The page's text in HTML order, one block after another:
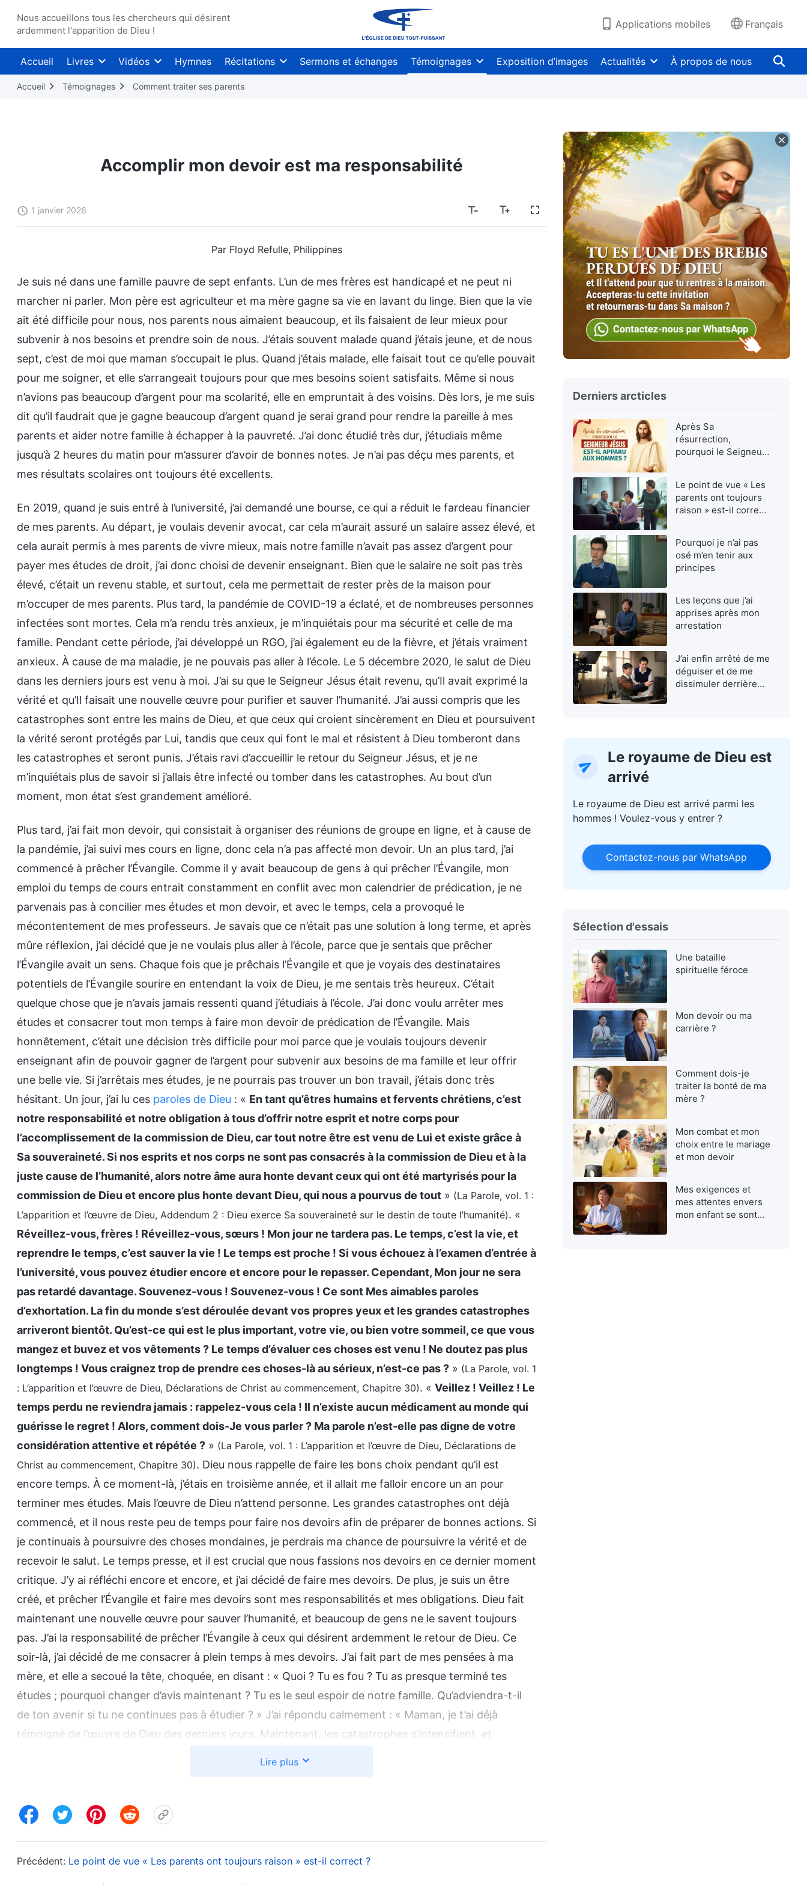
Nous accueillons tous les chercheurs qui désirent
ardemment l'apparition de Dieu !
Applications mobiles Français
Accueil Livres Vidéos Hymnes Récitations Sermons et échanges Témoignages Exposition d’images Actualités À propos de nous
Accueil Témoignages Comment traiter ses parents
Accomplir mon devoir est ma responsabilité
1 janvier 2026
Par Floyd Refulle, Philippines
Je suis né dans une famille pauvre de sept enfants. L’un de mes frères est handicapé et ne peut ni
marcher ni parler. Mon père est agriculteur et ma mère gagne sa vie en lavant du linge. Bien que la vie
ait été difficile pour nous, nos parents nous aimaient beaucoup, et ils faisaient de leur mieux pour
subvenir à nos besoins et prendre soin de nous. J’étais souvent malade quand j’étais jeune, et de nous
sept, c’est de moi que maman s’occupait le plus. Quand j’étais malade, elle faisait tout ce qu’elle pouvait
pour me soigner, et elle s’arrangeait toujours pour que mes besoins soient satisfaits. Même si nous
n’avions pas beaucoup d’argent pour ma scolarité, elle en empruntait à des voisins. Dès lors, je me suis
dit qu’il faudrait que je gagne beaucoup d’argent quand je serai grand pour rendre la pareille à mes
parents et aider notre famille à échapper à la pauvreté. J’ai donc étudié très dur, j’étudiais même
jusqu’à 2 heures du matin pour m’assurer d’avoir de bonnes notes. Je n’ai pas déçu mes parents, et
mes résultats scolaires ont toujours été excellents.
En 2019, quand je suis entré à l’université, j’ai demandé une bourse, ce qui a réduit le fardeau financier
de mes parents. Au départ, je voulais devenir avocat, car cela m’aurait assuré un salaire assez élevé, et
cela aurait permis à mes parents de vivre mieux, mais notre famille n’avait pas assez d’argent pour
payer mes études de droit, j’ai donc choisi de devenir enseignant. Bien que le salaire ne soit pas très
élevé, c’était un revenu stable, et surtout, cela me permettait de rester près de la maison pour
m’occuper de mes parents. Plus tard, la pandémie de COVID-19 a éclaté, et de nombreuses personnes
infectées sont mortes. Cela m’a rendu très anxieux, je m’inquiétais pour ma sécurité et celle de ma
famille. Pendant cette période, j’ai développé un RGO, j’ai également eu de la fièvre, et j’étais vraiment
anxieux. À cause de ma maladie, je ne pouvais pas aller à l’école. Le 5 décembre 2020, le salut de Dieu
dans les derniers jours est venu à moi. J’ai su que le Seigneur Jésus était revenu, qu’Il avait exprimé la
vérité et qu’Il faisait une nouvelle œuvre pour purifier et sauver l’humanité. J’ai aussi compris que les
catastrophes sont entre les mains de Dieu, et que ceux qui croient sincèrement en Dieu et poursuivent
la vérité seront protégés par Lui, tandis que ceux qui font le mal et résistent à Dieu tomberont dans
les catastrophes et seront punis. J’étais ravi d’accueillir le retour du Seigneur Jésus, et je ne
m’inquiétais plus de savoir si j’allais être infecté ou tomber dans les catastrophes. Au bout d’un
moment, mon état s’est grandement amélioré.
Plus tard, j’ai fait mon devoir, qui consistait à organiser des réunions de groupe en ligne, et à cause de
la pandémie, j’ai suivi mes cours en ligne, donc cela n’a pas affecté mon devoir. Un an plus tard, j’ai
commencé à prêcher l’Évangile. Comme il y avait beaucoup de gens à qui prêcher l’Évangile, mon
emploi du temps de cours entrait constamment en conflit avec mon calendrier de prédication, je ne
parvenais pas à concilier mes études et mon devoir, et avec le temps, cela a provoqué le
mécontentement de mes professeurs. Je savais que ce n’était pas une solution à long terme, et après
mûre réflexion, j’ai décidé que je ne voulais plus aller à l’école, parce que je sentais que prêcher
l’Évangile avait un sens. Chaque fois que je prêchais l’Évangile et que je voyais des destinataires
potentiels de l’Évangile sourire en entendant la voix de Dieu, je me sentais très heureux. C’était
quelque chose que je n’avais jamais ressenti quand j’étudiais à l’école. J’ai donc voulu arrêter mes
études et consacrer tout mon temps à faire mon devoir de prédication de l’Évangile. Mais
honnêtement, c’était une décision très difficile pour moi parce que je voulais toujours devenir
enseignant afin de pouvoir gagner de l’argent pour subvenir aux besoins de ma famille et leur offrir
une belle vie. Si j’arrêtais mes études, je ne pourrais pas trouver un bon travail, j’étais donc très
hésitant. Un jour, j’ai lu ces paroles de Dieu : « En tant qu’êtres humains et fervents chrétiens, c’est
notre responsabilité et notre obligation à tous d’offrir notre esprit et notre corps pour
l’accomplissement de la commission de Dieu, car tout notre être est venu de Lui et existe grâce à
Sa souveraineté. Si nos esprits et nos corps ne sont pas consacrés à la commission de Dieu et à la
juste cause de l’humanité, alors notre âme aura honte devant ceux qui ont été martyrisés pour la
commission de Dieu et encore plus honte devant Dieu, qui nous a pourvus de tout » (La Parole, vol. 1 :
L’apparition et l’œuvre de Dieu, Addendum 2 : Dieu exerce Sa souveraineté sur le destin de toute l’humanité). «
Réveillez-vous, frères ! Réveillez-vous, sœurs ! Mon jour ne tardera pas. Le temps, c’est la vie, et
reprendre le temps, c’est sauver la vie ! Le temps est proche ! Si vous échouez à l’examen d’entrée à
l’université, vous pouvez étudier encore et encore pour le repasser. Cependant, Mon jour ne sera
pas retardé davantage. Souvenez-vous ! Souvenez-vous ! Ce sont Mes aimables paroles
d’exhortation. La fin du monde s’est déroulée devant vos propres yeux et les grandes catastrophes
arriveront bientôt. Qu’est-ce qui est le plus important, votre vie, ou bien votre sommeil, ce que vous
mangez et buvez et vos vêtements ? Le temps d’évaluer ces choses est venu ! Ne doutez pas plus
longtemps ! Vous craignez trop de prendre ces choses-là au sérieux, n’est-ce pas ? » (La Parole, vol. 1
: L’apparition et l’œuvre de Dieu, Déclarations de Christ au commencement, Chapitre 30). « Veillez ! Veillez ! Le
temps perdu ne reviendra jamais : rappelez-vous cela ! Il n’existe aucun médicament au monde qui
guérisse le regret ! Alors, comment dois-Je vous parler ? Ma parole n’est-elle pas digne de votre
considération attentive et répétée ? » (La Parole, vol. 1 : L’apparition et l’œuvre de Dieu, Déclarations de
Christ au commencement, Chapitre 30). Dieu nous rappelle de faire les bons choix pendant qu’il est
encore temps. À ce moment-là, j’étais en troisième année, et il allait me falloir encore un an pour
terminer mes études. Mais l’œuvre de Dieu n’attend personne. Les grandes catastrophes ont déjà
commencé, et il nous reste peu de temps pour faire nos devoirs afin de préparer de bonnes actions. Si
je continuais à poursuivre des choses mondaines, je perdrais ma chance de poursuivre la vérité et de
recevoir le salut. Le temps presse, et il est crucial que nous fassions nos devoirs en ce dernier moment
critique. J’y ai réfléchi encore et encore, et j’ai décidé de faire mes devoirs. De plus, je suis un être
créé, et prêcher l’Évangile et faire mes devoirs sont mes responsabilités et mes obligations. Dieu fait
maintenant une nouvelle œuvre pour sauver l’humanité, et beaucoup de gens ne le savent toujours
pas. J’ai la responsabilité de prêcher l’Évangile à ceux qui désirent ardemment le retour de Dieu. Ce
soir-là, j’ai décidé de me consacrer à plein temps à mes devoirs. J’ai fait part de mes pensées à ma
mère, et elle a secoué la tête, choquée, en disant : « Quoi ? Tu es fou ? Tu as presque terminé tes
études ; pourquoi changer d’avis maintenant ? Tu es le seul espoir de notre famille. Qu’adviendra-t-il
de ton avenir si tu ne continues pas à étudier ? » J’ai répondu calmement : « Maman, je t’ai déjà
témoigné de l’œuvre de Dieu des derniers jours. Maintenant, les catastrophes s’intensifient, et
m’oppose pas à ta foi, mais je n’ai jamais entendu dire que Dieu voulait que tu arrêtes tes études. Et en
entendant que ma mère n’était pas d’accord avec ma décision, je me suis senti très découragé, mais
Lire plus
Précédent: Le point de vue « Les parents ont toujours raison » est-il correct ?
Derniers arcticles
Après Sa
résurrection,
pourquoi le Seigneur
Le point de vue « Les
parents ont toujours
raison » est-il correct
Pourquoi je n’ai pas
osé m’en tenir aux
principes
Les leçons que j’ai
apprises après mon
arrestation
J’ai enfin arrêté de me
déguiser et de me
dissimuler derrière
Le royaume de Dieu est
arrivé
Le royaume de Dieu est arrivé parmi les
hommes ! Voulez-vous y entrer ?
Contactez-nous par WhatsApp
Sélection d'essais
Une bataille
spirituelle féroce
Mon devoir ou ma
carrière ?
Comment dois-je
traiter la bonté de ma
mère ?
Mon combat et mon
choix entre le mariage
et mon devoir
Mes exigences et
mes attentes envers
mon enfant se sont